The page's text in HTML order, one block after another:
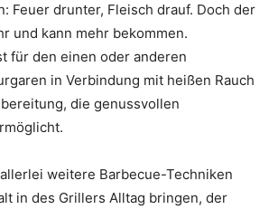
Feuer drunter, Fleisch drauf. Doch der
und kann mehr bekommen.
für den einen oder anderen
in Verbindung mit heißen Rauch
die genussvollen
weitere Barbecue-Techniken
in des Grillers Alltag bringen, der